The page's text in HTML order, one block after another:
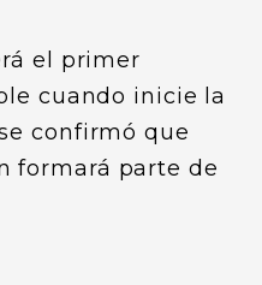
el primer
cuando inicie la
confirmó que
formará parte de